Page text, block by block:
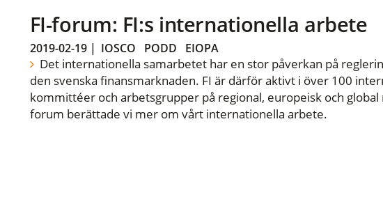
FI-forum: FI:s internationella arbete
2019-02-19| IOSCO PODD EIOPA
Det internationella samarbetet har en stor påverkan på
den svenska finansmarknaden. FI är därför aktivt i över 100
kommittéer och arbetsgrupper på regional, europeisk och global
forum berättade vi mer om vårt internationella arbete.